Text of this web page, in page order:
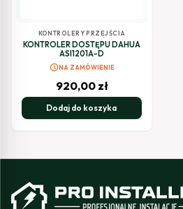
KONTROLERY PRZEJŚCIA
KONTROLER DOSTĘPU DAHUA
ASI1201A-D
scheduleNA ZAMÓWIENIE
920,00 zł
Dodaj do koszyka